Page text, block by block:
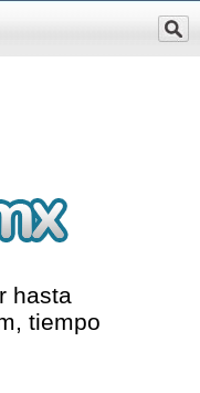
hasta
tiempo